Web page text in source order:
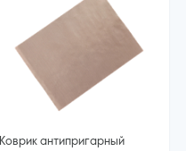
Коврик антипригарный